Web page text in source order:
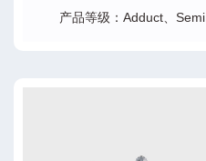
产品等级：Adduct、Semi